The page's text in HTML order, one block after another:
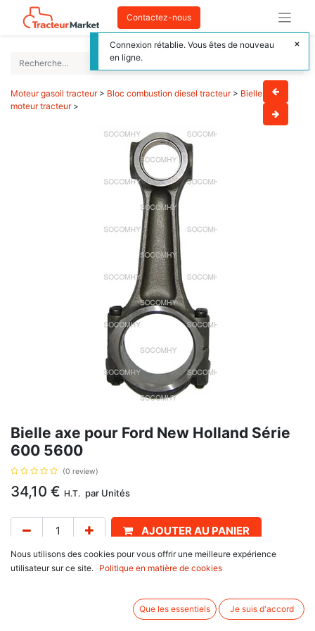
Contactez-nous
Moteur gasoil tracteur> Bloc combustion diesel tracteur> Bielle
moteur tracteur>
Bielle axe pour Ford New Holland Série
600 5600
(0 review)
34,10 € H.T. par Unités
AJOUTER AU PANIER
Délai de livraison : 1 semaine
Nous utilisons des cookies pour vous offrir une meilleure expérience
utilisateur sur ce site.
Politique en matière de cookies
Que les essentiels Je suis d'accord
Connexion rétablie. Vous êtes de nouveau
en ligne.